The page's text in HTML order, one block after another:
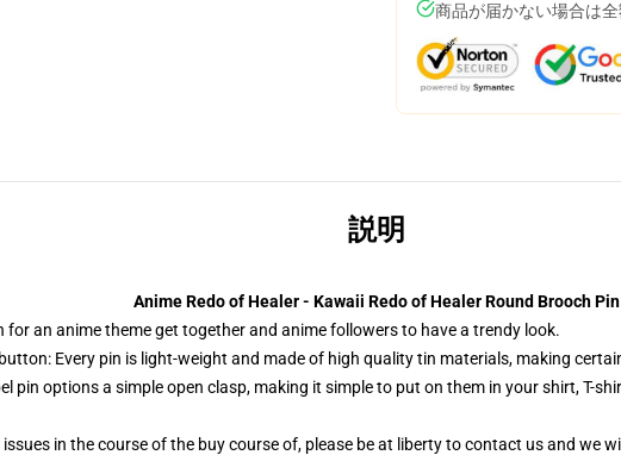
商品が届かない場合は
説明
Anime Redo of Healer - Kawaii Redo of Healer Round Brooch Pin
for an anime theme get together and anime followers to have a trendy look.
Every pin is light-weight and made of high quality tin materials, making
pin options a simple open clasp, making it simple to put on them in your shirt, T-
in the course of the buy course of, please be at liberty to contact us and we